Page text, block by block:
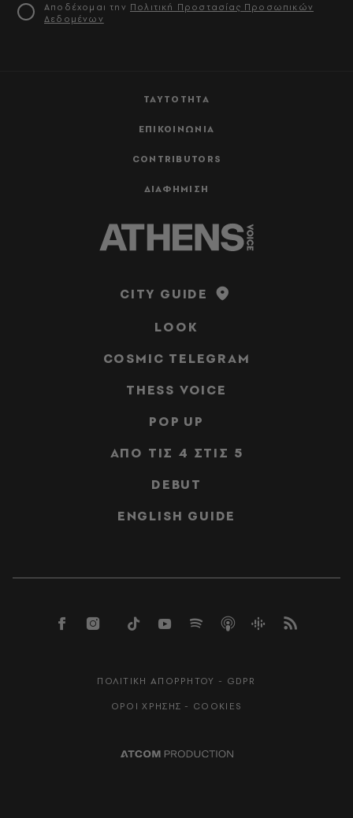
ΤΑΥΤΟΤΗΤΑ
ΕΠΙΚΟΙΝΩΝΙΑ
CONTRIBUTORS
ΔΙΑΦΗΜΙΣΗ
Αποδέχομαι την Πολιτική Προστασίας Προσωπικών
Δεδομένων
CITY GUIDE
LOOK
COSMIC TELEGRAM
THESS VOICE
POP UP
ΑΠΟ ΤΙΣ 4 ΣΤΙΣ 5
DEBUT
ENGLISH GUIDE
ΠΟΛΙΤΙΚΗ ΑΠΟΡΡΗΤΟΥ - GDPR
ΟΡΟΙ ΧΡΗΣΗΣ - COOKIES